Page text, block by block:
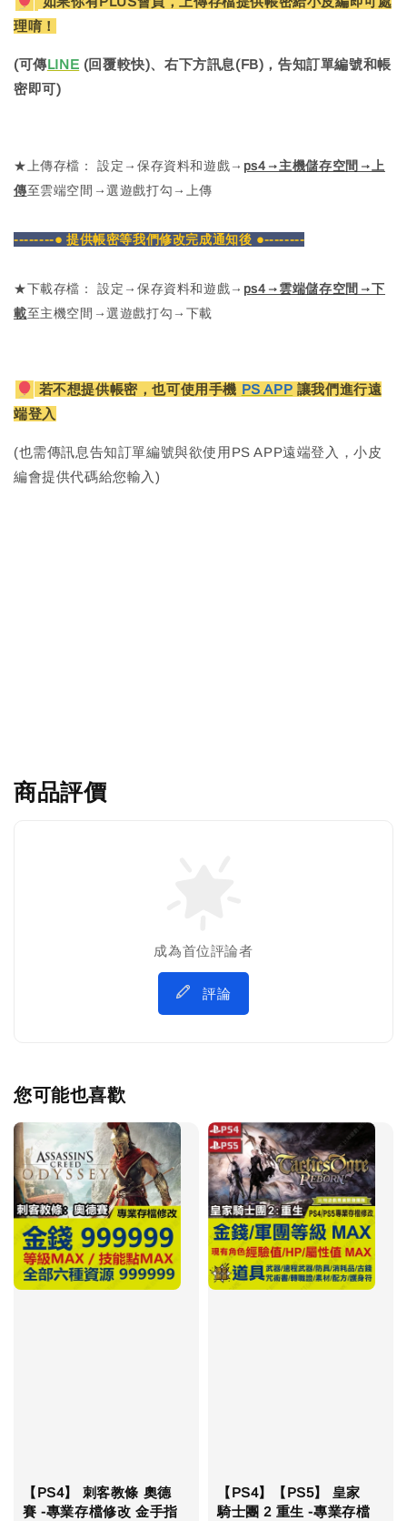
理唷！
(可傳LINE (回覆較快)、右下方訊息(FB)，告知訂單編號和帳
密即可)
★上傳存檔： 設定→保存資料和遊戲→ ps4→主機儲存空間→上
傳至雲端空間→選遊戲打勾→上傳
--------● 提供帳密等我們修改完成通知後 ●--------
★下載存檔： 設定→保存資料和遊戲→ ps4→雲端儲存空間→下
載至主機空間→選遊戲打勾→下載
若不想提供帳密，也可使用手機 PS APP 讓我們進行遠
端登入
(也需傳訊息告知訂單編號與欲使用PS APP遠端登入，小皮
編會提供代碼給您輸入)
商品評價
成為首位評論者
評論
您可能也喜歡
【PS4】 刺客教條 奧德
賽 -專業存檔修改 金手指
【PS4】【PS5】 皇家
騎士團 2 重生 -專業存檔